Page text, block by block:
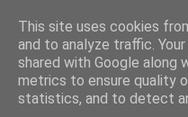
This site uses cookies
and to analyze traffic.
shared with Google along
metrics to ensure quality
statistics, and to detect